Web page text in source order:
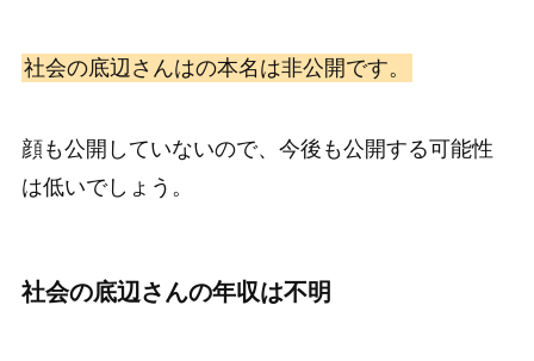
社会の底辺さんはの本名は非公開です。
顔も公開していないので、今後も公開する可能性
は低いでしょう。
社会の底辺さんの年収は不明